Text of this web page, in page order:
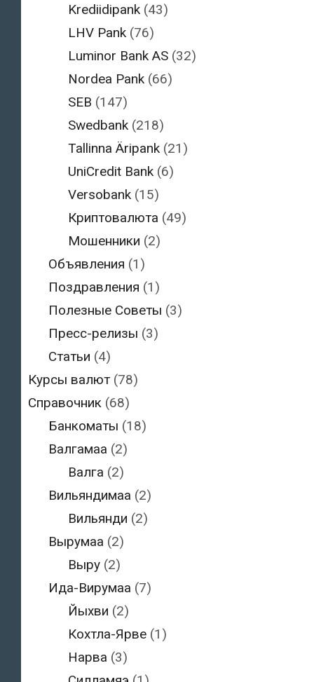
Krediidipank (43)
LHV Pank (76)
Luminor Bank AS (32)
Nordea Pank (66)
SEB (147)
Swedbank (218)
Tallinna Äripank (21)
UniCredit Bank (6)
Versobank (15)
Криптовалюта (49)
Мошенники (2)
Объявления (1)
Поздравления (1)
Полезные Советы (3)
Пресс-релизы (3)
Статьи (4)
Курсы валют (78)
Справочник (68)
Банкоматы (18)
Валгамаа (2)
Валга (2)
Вильяндимаа (2)
Вильянди (2)
Вырумаа (2)
Выру (2)
Ида-Вирумаа (7)
Йыхви (2)
Кохтла-Ярве (1)
Нарва (3)